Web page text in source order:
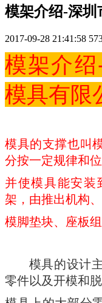
模架介绍-深圳
2017-09-28 21:41:58
模架介
模具有限
模具的支撑也叫
分按一定规律和
并使模具能安装
架，由推出机构
模脚垫块、座板组
模具的设计主
零件以及开模和